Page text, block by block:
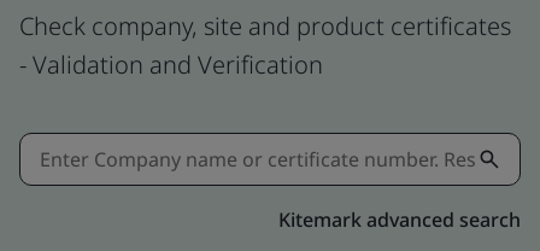
Check company, site and product certificates
- Validation and Verification
Kitemark advanced search